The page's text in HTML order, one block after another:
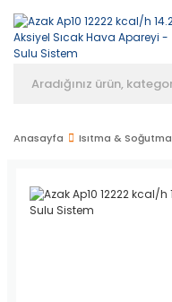
Anasayfa Isıtma & Soğutma